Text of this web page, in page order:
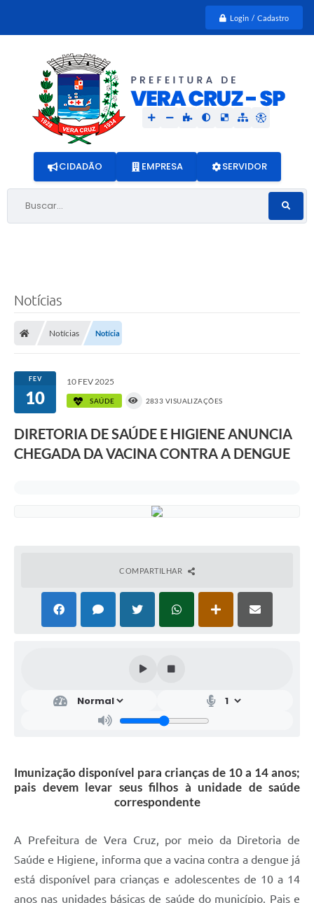
Login / Cadastro
Buscar...
CIDADÃO EMPRESA SERVIDOR
Notícias
Notícias Notícia
FEV
10
10 FEV 2025
SAÚDE 2833 VISUALIZAÇÕES
DIRETORIA DE SAÚDE E HIGIENE ANUNCIA
CHEGADA DA VACINA CONTRA A DENGUE
COMPARTILHAR
Imunização disponível para crianças de 10 a 14 anos;
pais devem levar seus filhos à unidade de saúde
correspondente
A Prefeitura de Vera Cruz, por meio da Diretoria de
Saúde e Higiene, informa que a vacina contra a dengue já
está disponível para crianças e adolescentes de 10 a 14
anos nas unidades básicas de saúde do município. Pais e